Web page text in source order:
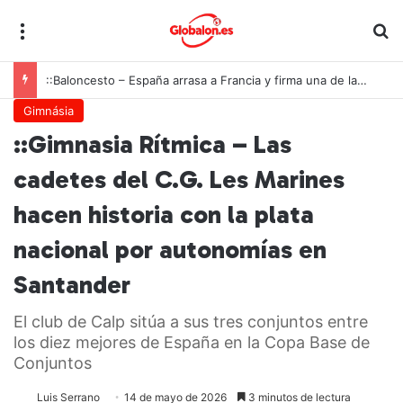
::Baloncesto – España arrasa a Francia y firma una de las mayores exhibiciones de la historia para conquistar el oro europeo U18
Gimnásia
::Gimnasia Rítmica – Las
cadetes del C.G. Les Marines
hacen historia con la plata
nacional por autonomías en
Santander
El club de Calp sitúa a sus tres conjuntos entre
los diez mejores de España en la Copa Base de
Conjuntos
Luis Serrano 14 de mayo de 2026 3 minutos de lectura